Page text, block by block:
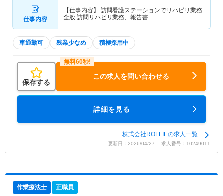
仕事内容
【仕事内容】 訪問看護ステーションでリハビリ業務
全般 訪問リハビリ業務、報告書…
車通勤可 残業少なめ 積極採用中
保存する
この求人を問い合わせる
詳細を見る
株式会社ROLLIEの求人一覧
更新日：2026/04/27 求人番号：10249011
作業療法士 正職員